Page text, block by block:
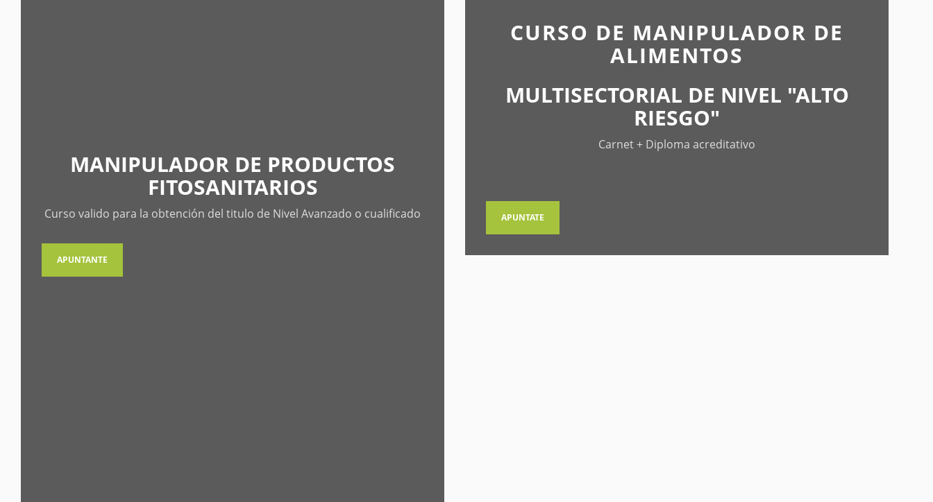
MANIPULADOR DE PRODUCTOS
FITOSANITARIOS
Curso valido para la obtención del titulo de Nivel Avanzado o cualificado
APUNTANTE
CURSO DE MANIPULADOR DE
ALIMENTOS
MULTISECTORIAL DE NIVEL "ALTO
RIESGO"
Carnet + Diploma acreditativo
APUNTATE